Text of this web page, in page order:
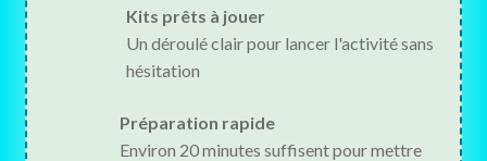
Kits prêts à jouer
Un déroulé clair pour lancer l'activité sans
hésitation
Préparation rapide
Environ 20 minutes suffisent pour mettre